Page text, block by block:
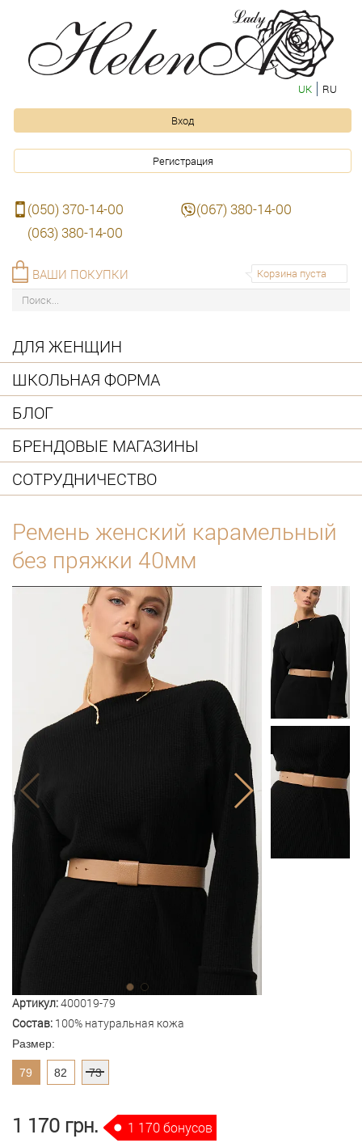
UK RU
Вход
Регистрация
(050) 370-14-00
(067) 380-14-00
(063) 380-14-00
Корзина пуста
ВАШИ ПОКУПКИ
ДЛЯ ЖЕНЩИН
ШКОЛЬНАЯ ФОРМА
БЛОГ
БРЕНДОВЫЕ МАГАЗИНЫ
СОТРУДНИЧЕСТВО
Ремень женский карамельный
без пряжки 40мм
Артикул:400019-79
Состав: 100% натуральная кожа
Размер:
79 82 73
1 170 грн. 1 170 бонусов